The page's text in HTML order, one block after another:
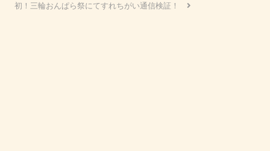
初！三輪おんぱら祭にてすれちがい通信検証！